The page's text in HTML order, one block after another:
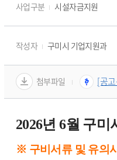
사업구분 시설자금지원
작성자 구미시 기업지원과
첨부파일 [공
2026년 6월 구미
※ 구비서류 및 유의